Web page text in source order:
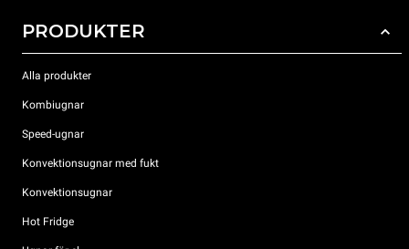
PRODUKTER
Alla produkter
Kombiugnar
Speed-ugnar
Konvektionsugnar med fukt
Konvektionsugnar
Hot Fridge